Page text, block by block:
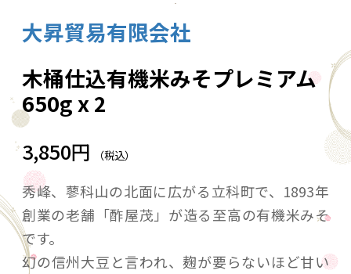
大昇貿易有限会社
木桶仕込有機米みそプレミアム
650g x 2
3,850円 （税込）
秀峰、蓼科山の北面に広がる立科町で、1893年
創業の老舗「酢屋茂」が造る至高の有機米みそ
です。
幻の信州大豆と言われ、麹が要らないほど甘い